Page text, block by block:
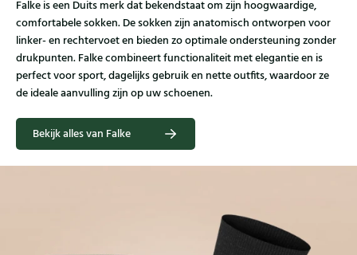
Falke is een Duits merk dat bekendstaat om zijn hoogwaardige,
comfortabele sokken. De sokken zijn anatomisch ontworpen voor
linker- en rechtervoet en bieden zo optimale ondersteuning zonder
drukpunten. Falke combineert functionaliteit met elegantie en is
perfect voor sport, dagelijks gebruik en nette outfits, waardoor ze
de ideale aanvulling zijn op uw schoenen.
Bekijk alles van Falke